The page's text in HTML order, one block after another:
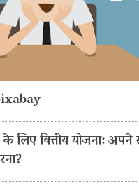
लिए वित्तीय योजना: अपने